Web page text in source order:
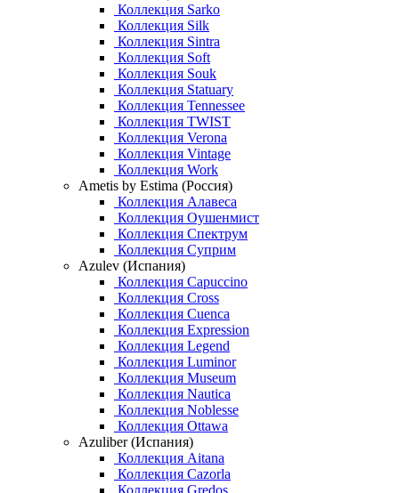
Коллекция Sarko
Коллекция Silk
Коллекция Sintra
Коллекция Soft
Коллекция Souk
Коллекция Statuary
Коллекция Tennessee
Коллекция TWIST
Коллекция Verona
Коллекция Vintage
Коллекция Work
Ametis by Estima (Россия)
Коллекция Алавеса
Коллекция Оушенмист
Коллекция Спектрум
Коллекция Суприм
Azulev (Испания)
Коллекция Capuccino
Коллекция Cross
Коллекция Cuenca
Коллекция Expression
Коллекция Legend
Коллекция Luminor
Коллекция Museum
Коллекция Nautica
Коллекция Noblesse
Коллекция Ottawa
Azuliber (Испания)
Коллекция Aitana
Коллекция Cazorla
Коллекция Gredos